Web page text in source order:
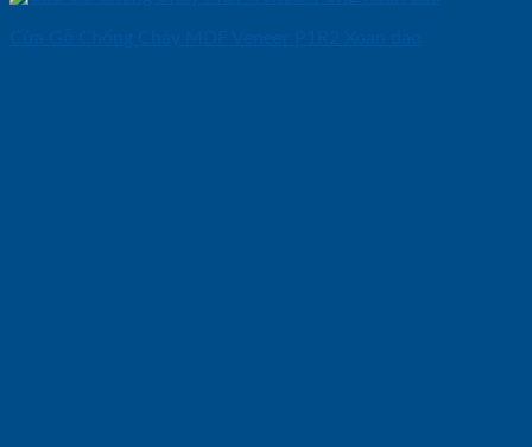
Cửa Gỗ Chống Cháy MDF Veneer P1R2 Xoan dao